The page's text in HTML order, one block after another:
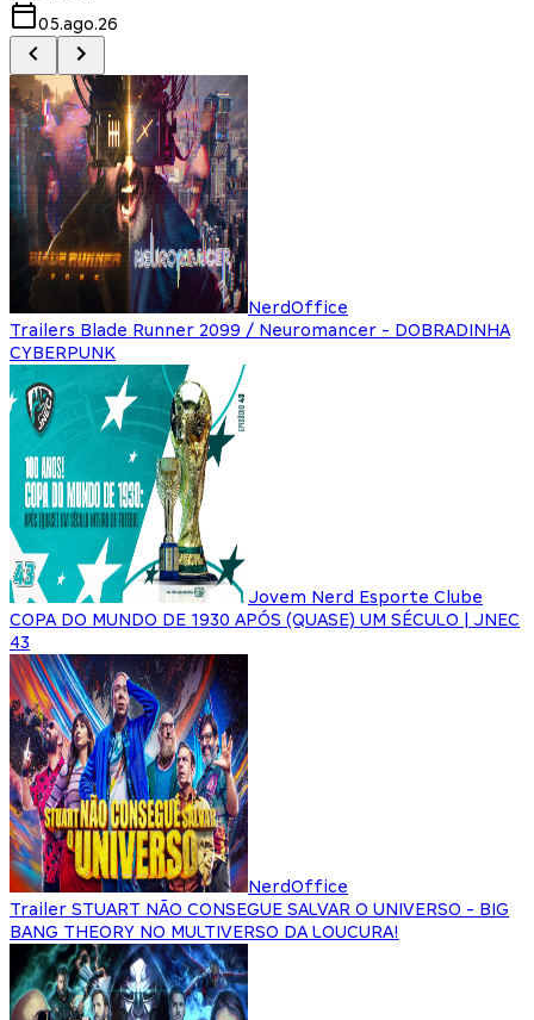
05.ago.26
NerdOffice
Trailers Blade Runner 2099 / Neuromancer - DOBRADINHA
CYBERPUNK
Jovem Nerd Esporte Clube
COPA DO MUNDO DE 1930 APÓS (QUASE) UM SÉCULO | JNEC
43
NerdOffice
Trailer STUART NÃO CONSEGUE SALVAR O UNIVERSO - BIG
BANG THEORY NO MULTIVERSO DA LOUCURA!